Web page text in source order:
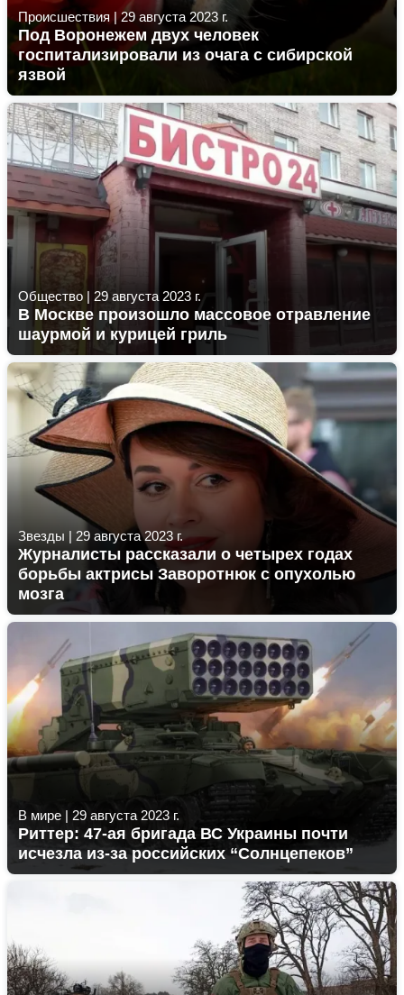
Происшествия |29 августа 2023 г.
Под Воронежем двух человек
госпитализировали из очага с сибирской
язвой
Общество | 29 августа 2023 г.
В Москве произошло массовое отравление
шаурмой и курицей гриль
Звезды | 29 августа 2023 г.
Журналисты рассказали о четырех годах
борьбы актрисы Заворотнюк с опухолью
мозга
В мире | 29 августа 2023 г.
Риттер: 47-ая бригада ВС Украины почти
исчезла из-за российских “Солнцепеков”